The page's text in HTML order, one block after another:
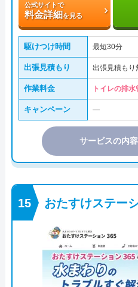
公式サイトで
料金詳細を見る
駆けつけ時間 最短30分
出張見積もり 出張見積もり
作業料金 トイレの排
キャンペーン ―
サービスの内
おたすけステー